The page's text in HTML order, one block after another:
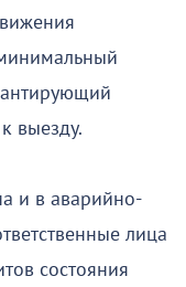
выезду.
и в аварийно-
лица
состояния